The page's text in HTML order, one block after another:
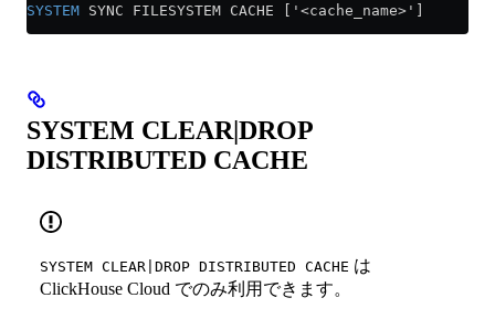
SYSTEM SYNC FILESYSTEM CACHE ['<cache_name>']
SYSTEM CLEAR|DROP
DISTRIBUTED CACHE
SYSTEM CLEAR|DROP DISTRIBUTED CACHE は
ClickHouse Cloud でのみ利用できます。